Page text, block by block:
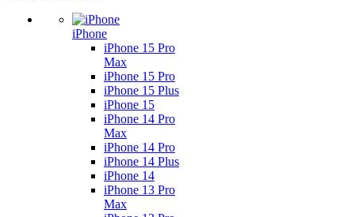
iPhone
iPhone 15 Pro
Max
iPhone 15 Pro
iPhone 15 Plus
iPhone 15
iPhone 14 Pro
Max
iPhone 14 Pro
iPhone 14 Plus
iPhone 14
iPhone 13 Pro
Max